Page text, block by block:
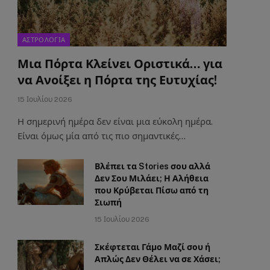
ΑΣΤΡΟΛΟΓΙΑ
Μια Πόρτα Κλείνει Οριστικά… για
να Ανοίξει η Πόρτα της Ευτυχίας!
15 Ιουλίου 2026
Η σημερινή ημέρα δεν είναι μια εύκολη ημέρα.
Είναι όμως μία από τις πιο σημαντικές…
Βλέπει τα Stories σου αλλά
Δεν Σου Μιλάει; Η Αλήθεια
που Κρύβεται Πίσω από τη
Σιωπή
15 Ιουλίου 2026
Σκέφτεται Γάμο Μαζί σου ή
Απλώς Δεν Θέλει να σε Χάσει;